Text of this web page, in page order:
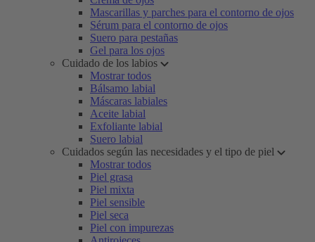
Mascarillas y parches para el contorno de ojos
Sérum para el contorno de ojos
Suero para pestañas
Gel para los ojos
Cuidado de los labios
Mostrar todos
Bálsamo labial
Máscaras labiales
Aceite labial
Exfoliante labial
Suero labial
Cuidados según las necesidades y el tipo de piel
Mostrar todos
Piel grasa
Piel mixta
Piel sensible
Piel seca
Piel con impurezas